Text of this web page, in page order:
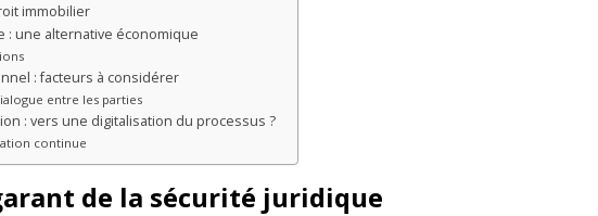
immobilier
: une alternative économique
: facteurs à considérer
entre les parties
: vers une digitalisation du processus ?
continue
de la sécurité juridique